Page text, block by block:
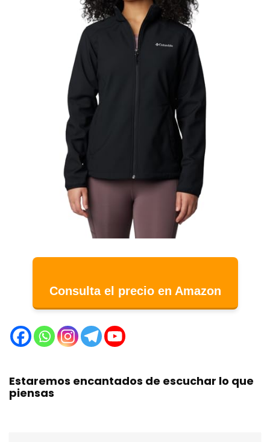
Consulta el precio en Amazon
Estaremos encantados de escuchar lo que
piensas